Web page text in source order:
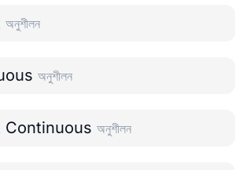
অনুশীলন
অনুশীলন
Continuous অনুশীলন